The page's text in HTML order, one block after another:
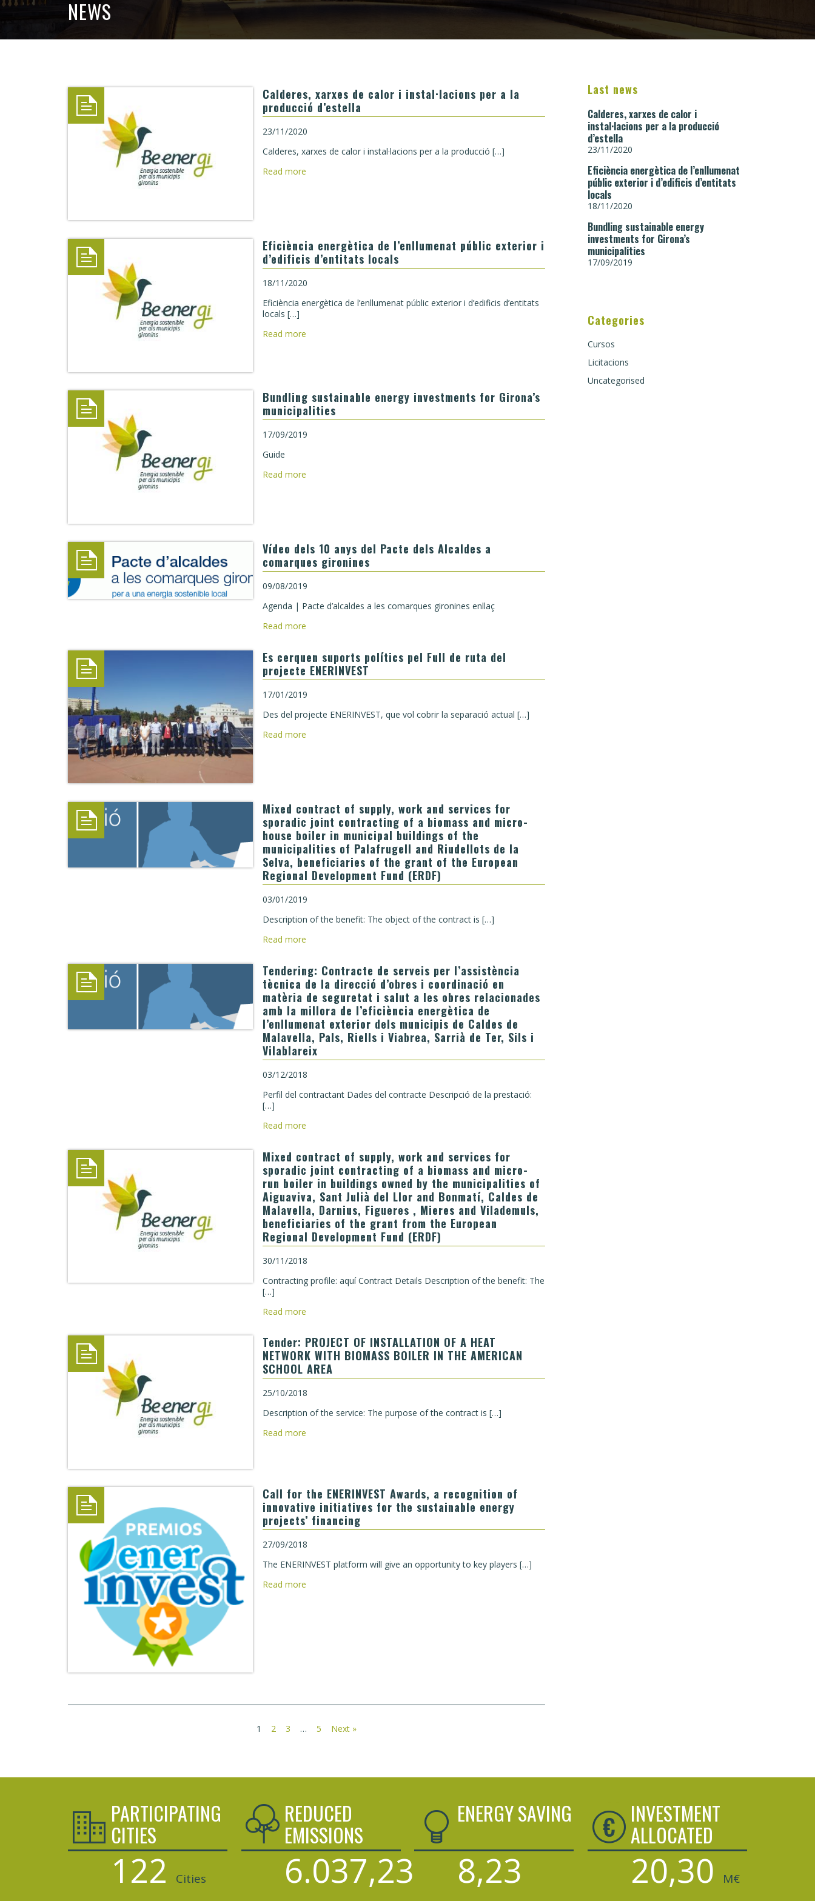
NEWS
Calderes, xarxes de calor i instal·lacions per a la
producció d’estella
23/11/2020
Calderes, xarxes de calor i instal·lacions per a la producció […]
Read more
Eficiència energètica de l’enllumenat públic exterior i
d’edificis d’entitats locals
18/11/2020
Eficiència energètica de l’enllumenat públic exterior i d’edificis d’entitats
locals […]
Read more
Bundling sustainable energy investments for Girona’s
municipalities
17/09/2019
Guide
Read more
Vídeo dels 10 anys del Pacte dels Alcaldes a
comarques gironines
09/08/2019
Agenda | Pacte d’alcaldes a les comarques gironines enllaç
Read more
Es cerquen suports polítics pel Full de ruta del
projecte ENERINVEST
17/01/2019
Des del projecte ENERINVEST, que vol cobrir la separació actual […]
Read more
Mixed contract of supply, work and services for
sporadic joint contracting of a biomass and micro-
house boiler in municipal buildings of the
municipalities of Palafrugell and Riudellots de la
Selva, beneficiaries of the grant of the European
Regional Development Fund (ERDF)
03/01/2019
Description of the benefit: The object of the contract is […]
Read more
Tendering: Contracte de serveis per l’assistència
tècnica de la direcció d’obres i coordinació en
matèria de seguretat i salut a les obres relacionades
amb la millora de l’eficiència energètica de
l’enllumenat exterior dels municipis de Caldes de
Malavella, Pals, Riells i Viabrea, Sarrià de Ter, Sils i
Vilablareix
03/12/2018
Perfil del contractant Dades del contracte Descripció de la prestació:
[…]
Read more
Mixed contract of supply, work and services for
sporadic joint contracting of a biomass and micro-
run boiler in buildings owned by the municipalities of
Aiguaviva, Sant Julià del Llor and Bonmatí, Caldes de
Malavella, Darnius, Figueres , Mieres and Vilademuls,
beneficiaries of the grant from the European
Regional Development Fund (ERDF)
30/11/2018
Contracting profile: aquí Contract Details Description of the benefit: The
[…]
Read more
Tender: PROJECT OF INSTALLATION OF A HEAT
NETWORK WITH BIOMASS BOILER IN THE AMERICAN
SCHOOL AREA
25/10/2018
Description of the service: The purpose of the contract is […]
Read more
Call for the ENERINVEST Awards, a recognition of
innovative initiatives for the sustainable energy
projects’ financing
27/09/2018
The ENERINVEST platform will give an opportunity to key players […]
Read more
1 2 3 … 5 Next »
Last news
Calderes, xarxes de calor i
instal·lacions per a la producció
d’estella
23/11/2020
Eficiència energètica de l’enllumenat
públic exterior i d’edificis d’entitats
locals
18/11/2020
Bundling sustainable energy
investments for Girona’s
municipalities
17/09/2019
Categories
Cursos
Licitacions
Uncategorised
PARTICIPATING
CITIES
122 Cities
REDUCED
EMISSIONS
6.037,23
ENERGY SAVING
8,23
INVESTMENT
ALLOCATED
20,30 M€